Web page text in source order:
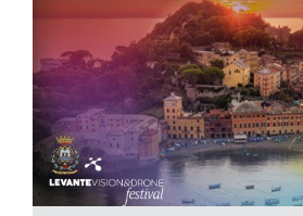
La foto del mese
Guide
Cerca
per: